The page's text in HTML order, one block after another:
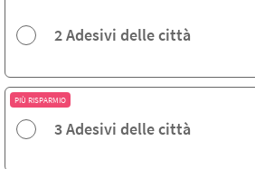
2 Adesivi delle città
PIÙ RISPARMIO
3 Adesivi delle città